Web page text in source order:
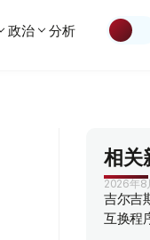
政治 分析
相关
2026年8
吉尔吉
互换程